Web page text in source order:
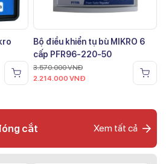
Bộ điều khiển tụ bù MIKRO 6
cấp PFR96-220-50
3.570.000VNĐ
2.214.000 VNĐ
cắt Xem tất cả